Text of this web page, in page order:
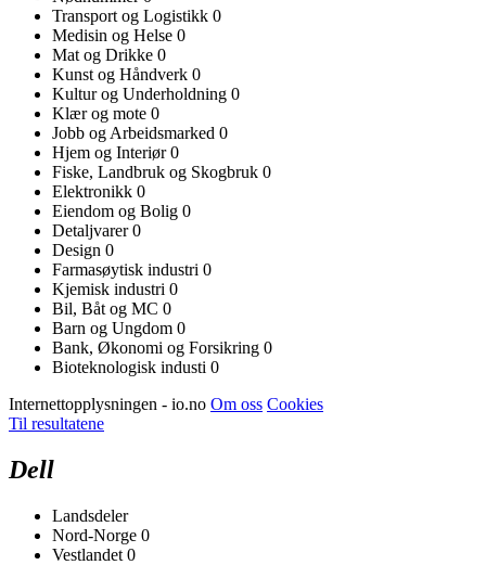
Transport og Logistikk 0
Medisin og Helse 0
Mat og Drikke 0
Kunst og Håndverk 0
Kultur og Underholdning 0
Klær og mote 0
Jobb og Arbeidsmarked 0
Hjem og Interiør0
Fiske, Landbruk og Skogbruk 0
Elektronikk 0
Eiendom og Bolig 0
Detaljvarer0
Design 0
Farmasøytisk industri 0
Kjemisk industri 0
Bil, Båt og MC 0
Barn og Ungdom 0
Bank, Økonomi og Forsikring 0
Bioteknologisk industi 0
Internettopplysningen - io.no Om oss Cookies
Til resultatene
Dell
Landsdeler
Nord-Norge 0
Vestlandet 0